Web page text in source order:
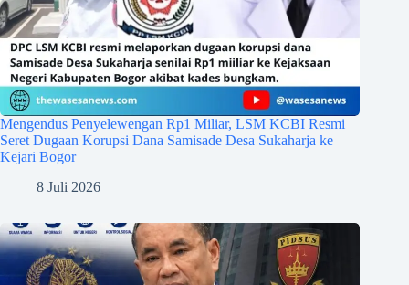
Mengendus Penyelewengan Rp1 Miliar, LSM KCBI Resmi
Seret Dugaan Korupsi Dana Samisade Desa Sukaharja ke
Kejari Bogor
8 Juli 2026